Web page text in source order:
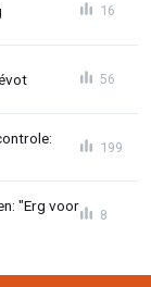
16
56
199
"Erg voor
8